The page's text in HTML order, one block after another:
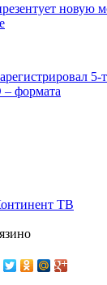
новую
– формата
ТВ